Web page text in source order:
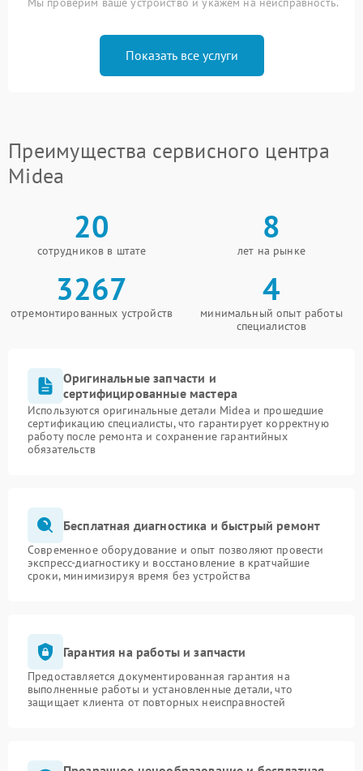
Показать все услуги
Преимущества сервисного центра
Midea
20
сотрудников в штате
8
лет на рынке
3267
отремонтированных устройств
4
минимальный опыт работы
специалистов
Оригинальные запчасти и
сертифицированные мастера
Используются оригинальные детали Midea и прошедшие
сертификацию специалисты, что гарантирует корректную
работу после ремонта и сохранение гарантийных
обязательств
Бесплатная диагностика и быстрый ремонт
Современное оборудование и опыт позволяют провести
экспресс-диагностику и восстановление в кратчайшие
сроки, минимизируя время без устройства
Гарантия на работы и запчасти
Предоставляется документированная гарантия на
выполненные работы и установленные детали, что
защищает клиента от повторных неисправностей